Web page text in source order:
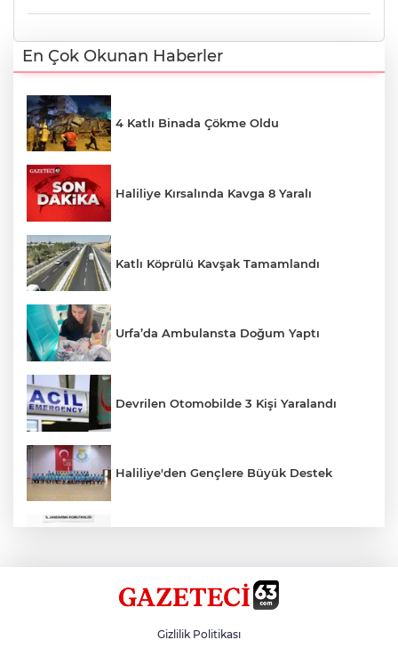
En Çok Okunan Haberler
4 Katlı Binada Çökme Oldu
Haliliye Kırsalında Kavga 8 Yaralı
Katlı Köprülü Kavşak Tamamlandı
Urfa’da Ambulansta Doğum Yaptı
Devrilen Otomobilde 3 Kişi Yaralandı
Haliliye'den Gençlere Büyük Destek
Hikmet Başak’tan Ulaşım Çalışması
Gizlilik Politikası